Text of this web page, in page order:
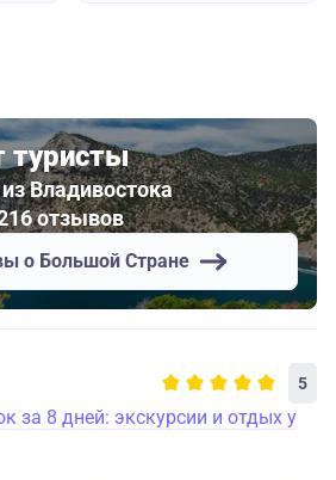
туристы
Владивостока
отзывов
о Большой Стране
5
за 8 дней: экскурсии и отдых у